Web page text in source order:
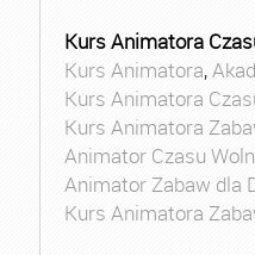
Kurs Animatora
Kurs Animatora,
Kurs Animatora
Kurs Animatora
Animator Czasu
Animator Zabaw dla
Kurs Animatora